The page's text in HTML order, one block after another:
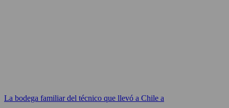
La bodega familiar del técnico que llevó a Chile a